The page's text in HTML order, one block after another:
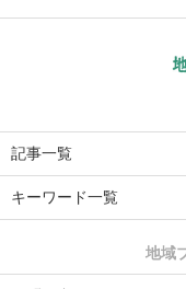
記事一覧
キーワード一覧
地域